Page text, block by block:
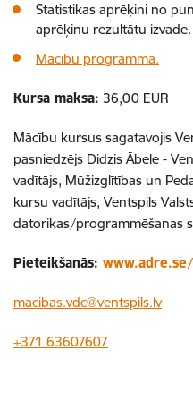
Statistikas aprēķini no
aprēķinu rezultātu izvade.
Mācību programma.
Kursa maksa: 36,00 EUR
Mācību kursus sagatavojis
pasniedzējs Didzis Ābele -
vadītājs, Mūžizglītības un
kursu vadītājs, Ventspils
datorikas/programmēšanas
Pieteikšanās:
macibas.vdc@ventspils.lv
+371 63607607